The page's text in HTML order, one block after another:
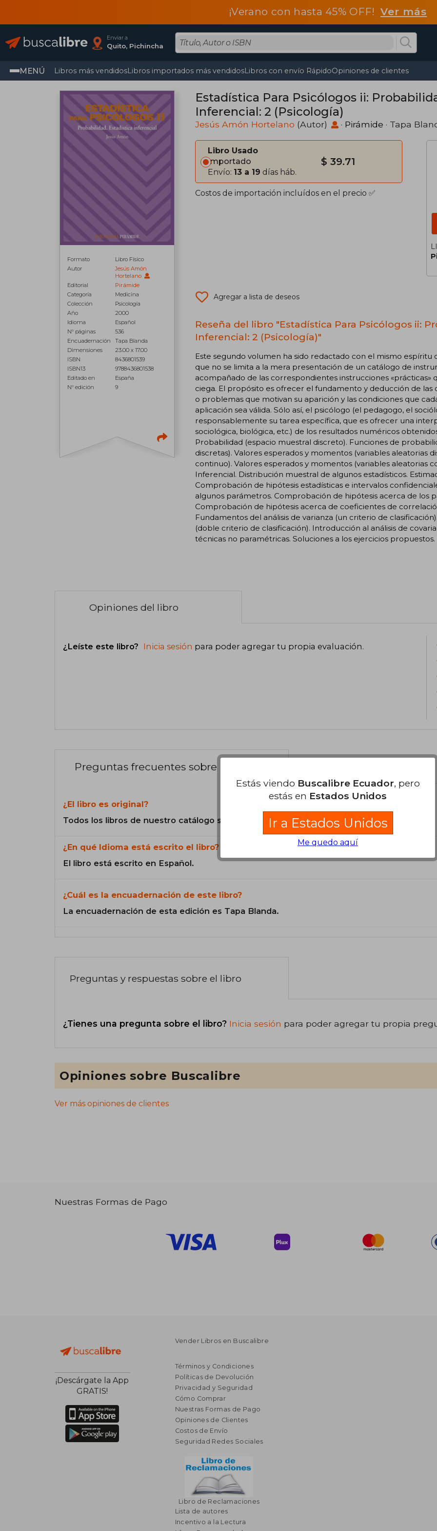
¡Verano con hasta 45% OFF!Ver más
Enviar a
Quito, Pichincha
MENÚ Libros más vendidosLibros importados más vendidosLibros con envío RápidoOpiniones de clientes
Formato
Libro Físico
Autor
Jesús Amón
Hortelano
Editorial
Pirámide
Categoría
Medicina
Colección
Psicología
Año
2000
Idioma
Español
N° páginas
536
Encuadernación
Tapa Blanda
Dimensiones
23.00 x 17.00
ISBN
8436801539
ISBN13
9788436801538
Editado en
España
N° edición
9
Estadística Para Psicólogos ii:
Inferencial: 2 (Psicología)
Jesús Amón Hortelano (Autor) · Pirámide · Tapa
Libro Usado
Importado
Envío: 13 a 19 días háb.
$ 39.71
Costos de importación incluídos en el precio ✅
Agregar a lista de deseos
Reseña del libro "Estadística Para Psicólogos ii:
Inferencial: 2 (Psicología)"
Este segundo volumen ha sido redactado con el mismo espíritu
que no se limita a la mera presentación de un catálogo de
acompañado de las correspondientes instrucciones
ciega. El propósito es ofrecer el fundamento y deducción de las
o problemas que motivan su aparición y las condiciones que
aplicación sea válida. Sólo así, el psicólogo (el pedagogo, el
responsablemente su tarea específica, que es ofrecer una
sociológica, biológica, etc.) de los resultados numéricos
Probabilidad (espacio muestral discreto). Funciones de
discretas). Valores esperados y momentos (variables aleatorias
continuo). Valores esperados y momentos (variables aleatorias
Inferencial. Distribución muestral de algunos estadísticos.
Comprobación de hipótesis estadísticas e intervalos
algunos parámetros. Comprobación de hipótesis acerca de los
Comprobación de hipótesis acerca de coeficientes de
Fundamentos del análisis de varianza (un criterio de
(doble criterio de clasificación). Introducción al análisis de
técnicas no paramétricas. Soluciones a los ejercicios
Opiniones del libro
¿Leíste este libro? Inicia sesión para poder agregar tu propia evaluación.
Preguntas frecuentes sobre el libro
¿El libro es original?
Todos los libros de nuestro catálogo son Originales.
¿En qué Idioma está escrito el libro?
El libro está escrito en Español.
¿Cuál es la encuadernación de este libro?
La encuadernación de esta edición es Tapa Blanda.
Preguntas y respuestas sobre el libro
¿Tienes una pregunta sobre el libro? Inicia sesión para poder agregar tu propia
Opiniones sobre Buscalibre
Ver más opiniones de clientes
Nuestras Formas de Pago
¡Descárgate la App
GRATIS!
Vender Libros en Buscalibre
Términos y Condiciones
Políticas de Devolución
Privacidad y Seguridad
Cómo Comprar
Nuestras Formas de Pago
Opiniones de Clientes
Costos de Envío
Seguridad Redes Sociales
Libro de Reclamaciones
Lista de autores
Incentivo a la Lectura
Estás viendo Buscalibre Ecuador, pero
estás en Estados Unidos
Ir a Estados Unidos
Me quedo aquí